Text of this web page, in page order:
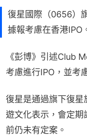
復星國際（0656）
據報考慮在香港IPO
《彭博》引述Club
考慮進行IPO，並考
復星是通過旗下復
遊文化表示，會定期
前仍未有定案。